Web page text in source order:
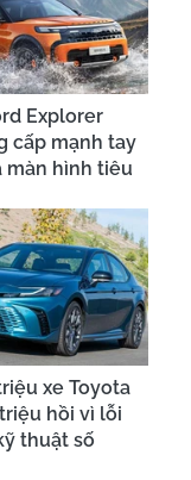
Explorer
cấp mạnh tay
màn hình tiêu
xe Toyota
hồi vì lỗi
thuật số